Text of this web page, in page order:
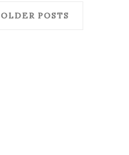
OLDER POSTS